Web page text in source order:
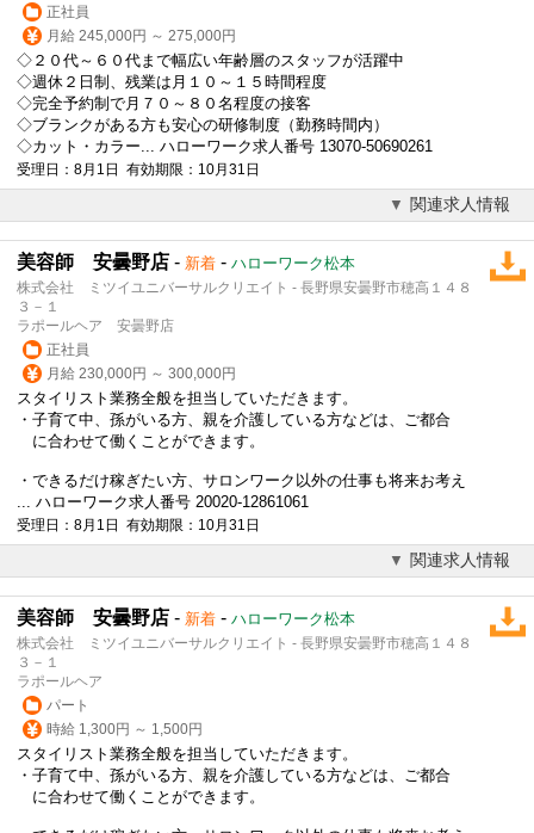
正社員
月給 245,000円 ～ 275,000円
◇２０代～６０代まで幅広い年齢層のスタッフが活躍中
◇週休２日制、残業は月１０～１５時間程度
◇完全予約制で月７０～８０名程度の接客
◇ブランクがある方も安心の研修制度（勤務時間内）
◇カット・カラー... ハローワーク求人番号 13070-50690261
受理日：8月1日 有効期限：10月31日
関連求人情報
美容師 安曇野店 - 新着 - ハローワーク松本
株式会社 ミツイユニバーサルクリエイト - 長野県安曇野市穂高１４８
３－１
ラポールヘア 安曇野店
正社員
月給 230,000円 ～ 300,000円
スタイリスト業務全般を担当していただきます。
・子育て中、孫がいる方、親を介護している方などは、ご都合
に合わせて働くことができます。
・できるだけ稼ぎたい方、サロンワーク以外の仕事も将来お考え
... ハローワーク求人番号 20020-12861061
受理日：8月1日 有効期限：10月31日
関連求人情報
美容師 安曇野店 - 新着 - ハローワーク松本
株式会社 ミツイユニバーサルクリエイト - 長野県安曇野市穂高１４８
３－１
ラポールヘア
パート
時給 1,300円 ～ 1,500円
スタイリスト業務全般を担当していただきます。
・子育て中、孫がいる方、親を介護している方などは、ご都合
に合わせて働くことができます。